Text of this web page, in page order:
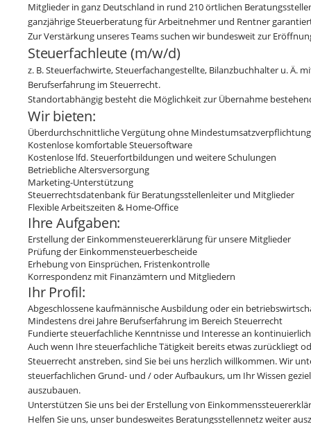
Mitglieder in ganz Deutschland in rund 210 örtlichen
ganzjährige Steuerberatung für Arbeitnehmer und Rentner
Zur Verstärkung unseres Teams suchen wir bundesweit zur
Steuerfachleute (m/w/d)
z. B. Steuerfachwirte, Steuerfachangestellte, Bilanzbuchhalter u. Ä.
Berufserfahrung im Steuerrecht.
Standortabhängig besteht die Möglichkeit zur Übernahme
Wir bieten:
Überdurchschnittliche Vergütung ohne Mindestumsatzverpflichtung
Kostenlose komfortable Steuersoftware
Kostenlose lfd. Steuerfortbildungen und weitere Schulungen
Betriebliche Altersversorgung
Marketing-Unterstützung
Steuerrechtsdatenbank für Beratungsstellenleiter und Mitglieder
Flexible Arbeitszeiten & Home-Office
Ihre Aufgaben:
Erstellung der Einkommensteuererklärung für unsere Mitglieder
Prüfung der Einkommensteuerbescheide
Erhebung von Einsprüchen, Fristenkontrolle
Korrespondenz mit Finanzämtern und Mitgliedern
Ihr Profil:
Abgeschlossene kaufmännische Ausbildung oder ein
Mindestens drei Jahre Berufserfahrung im Bereich Steuerrecht
Fundierte steuerfachliche Kenntnisse und Interesse an
Auch wenn Ihre steuerfachliche Tätigkeit bereits etwas zurückliegt
Steuerrecht anstreben, sind Sie bei uns herzlich willkommen. Wir
steuerfachlichen Grund- und / oder Aufbaukurs, um Ihr Wissen
auszubauen.
Unterstützen Sie uns bei der Erstellung von
Helfen Sie uns, unser bundesweites Beratungsstellennetz weiter